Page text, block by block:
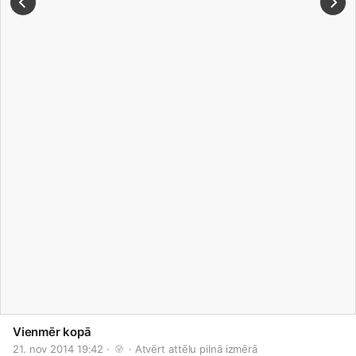
Vienmēr kopā
21. nov 2014 19:42 · · Atvērt attēlu pilnā izmērā